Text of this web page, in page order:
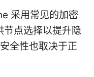
采用常见的加密
点选择以提升隐
全性也取决于正